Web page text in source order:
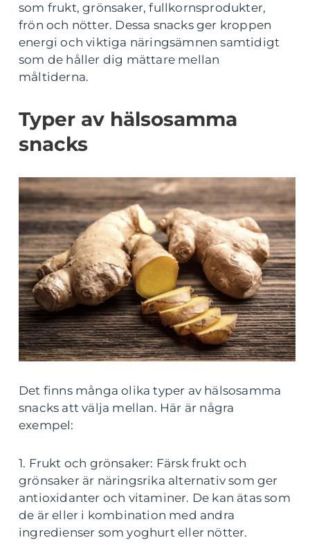
som frukt, grönsaker, fullkornsprodukter,
frön och nötter. Dessa snacks ger kroppen
energi och viktiga näringsämnen samtidigt
som de håller dig mättare mellan
måltiderna.
Typer av hälsosamma
snacks
Det finns många olika typer av hälsosamma
snacks att välja mellan. Här är några
exempel:
1. Frukt och grönsaker: Färsk frukt och
grönsaker är näringsrika alternativ som ger
antioxidanter och vitaminer. De kan ätas som
de är eller i kombination med andra
ingredienser som yoghurt eller nötter.